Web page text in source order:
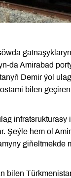
da Amirabad
Demir ýol
bilen
infratsrukturasy
Şeýle hem ol
giňeltmekde
bilen